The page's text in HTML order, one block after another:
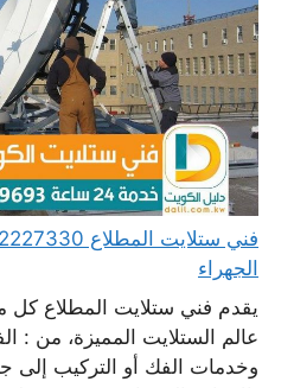
الجهراء
يقدم فني ستلايت المطلاع
عالم الستلايت المميزة، من :
وخدمات الفك أو التركيب إلى